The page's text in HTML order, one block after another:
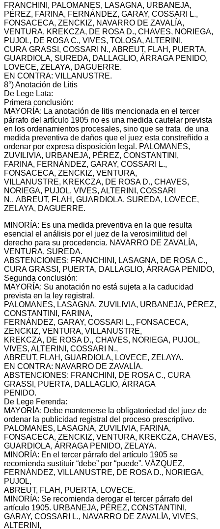
FRANCHINI, PALOMANES, LASAGNA, URBANEJA,
PÉREZ, FARINA, FERNÁNDEZ, GARAY, COSSARI L.,
FONSACECA, ZENCKIZ, NAVARRO DE ZAVALÍA,
VENTURA, KREKCZA, DE ROSA D., CHAVES, NORIEGA,
PUJOL, DE ROSA C., VIVES, TOLOSA, ALTERINI,
CURA GRASSI, COSSARI N., ABREUT, FLAH, PUERTA,
GUARDIOLA, SUREDA, DALLAGLIO, ÁRRAGA PENIDO,
LOVECE, ZELAYA, DAGUERRE.
EN CONTRA: VILLANUSTRE.
8°) Anotación de Litis
De Lege Lata:
Primera conclusión:
MAYORÍA: La anotación de litis mencionada en el tercer
párrafo del artículo 1905 no es una medida cautelar prevista
en los ordenamientos procesales, sino que se trata de una
medida preventiva de daños que el juez esta constreñido a
ordenar por expresa disposición legal. PALOMANES,
ZUVILIVIA, URBANEJA, PÉREZ, CONSTANTINI,
FARINA, FERNÁNDEZ, GARAY, COSSARI L.,
FONSACECA, ZENCKIZ, VENTURA,
VILLANUSTRE, KREKCZA, DE ROSA D., CHAVES,
NORIEGA, PUJOL, VIVES, ALTERINI, COSSARI
N., ABREUT, FLAH, GUARDIOLA, SUREDA, LOVECE,
ZELAYA, DAGUERRE.
MINORÍA: Es una medida preventiva en la que resulta
esencial el análisis por el juez de la verosimilitud del
derecho para su procedencia. NAVARRO DE ZAVALÍA,
VENTURA, SUREDA.
ABSTENCIONES: FRANCHINI, LASAGNA, DE ROSA C.,
CURA GRASSI, PUERTA, DALLAGLIO, ÁRRAGA PENIDO,
Segunda conclusión:
MAYORÍA: Su anotación no está sujeta a la caducidad
prevista en la ley registral.
PALOMANES, LASAGNA, ZUVILIVIA, URBANEJA, PÉREZ,
CONSTANTINI, FARINA,
FERNÁNDEZ, GARAY, COSSARI L., FONSACECA,
ZENCKIZ, VENTURA, VILLANUSTRE,
KREKCZA, DE ROSA D., CHAVES, NORIEGA, PUJOL,
VIVES, ALTERINI, COSSARI N.,
ABREUT, FLAH, GUARDIOLA, LOVECE, ZELAYA.
EN CONTRA: NAVARRO DE ZAVALÍA.
ABSTENCIONES: FRANCHINI, DE ROSA C., CURA
GRASSI, PUERTA, DALLAGLIO, ÁRRAGA
PENIDO.
De Lege Ferenda:
MAYORÍA: Debe mantenerse la obligatoriedad del juez de
ordenar la publicidad registral del proceso prescriptivo.
PALOMANES, LASAGNA, ZUVILIVIA, FARINA,
FONSACECA, ZENCKIZ, VENTURA, KREKCZA, CHAVES,
GUARDIOLA, ÁRRAGA PENIDO, ZELAYA.
MINORÍA: En el tercer párrafo del artículo 1905 se
recomienda sustituir “debe” por “puede”. VÁZQUEZ,
FERNÁNDEZ, VILLANUSTRE, DE ROSA D., NORIEGA,
PUJOL,
ABREUT, FLAH, PUERTA, LOVECE.
MINORÍA: Se recomienda derogar el tercer párrafo del
artículo 1905. URBANEJA, PÉREZ, CONSTANTINI,
GARAY, COSSARI L., NAVARRO DE ZAVALÍA, VIVES,
ALTERINI,